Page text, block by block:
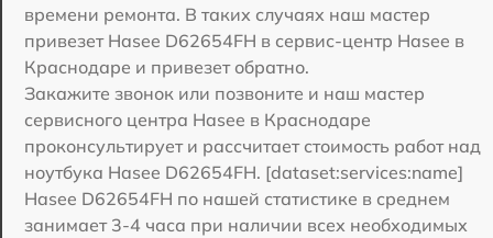
времени ремонта. В таких случаях наш мастер
привезет Hasee D62654FH в сервис-центр Hasee в
Краснодаре и привезет обратно.
Закажите звонок или позвоните и наш мастер
сервисного центра Hasee в Краснодаре
проконсультирует и рассчитает стоимость работ над
ноутбука Hasee D62654FH. [dataset:services:name]
Hasee D62654FH по нашей статистике в среднем
занимает 3-4 часа при наличии всех необходимых